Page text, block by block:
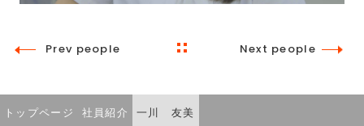
Prev people Next people
トップページ 社員紹介 一川 友美